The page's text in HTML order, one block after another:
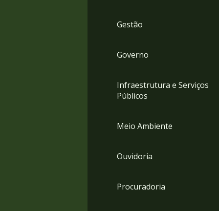
Gestão
Governo
Infraestrutura e Serviços
Públicos
Meio Ambiente
Ouvidoria
Procuradoria